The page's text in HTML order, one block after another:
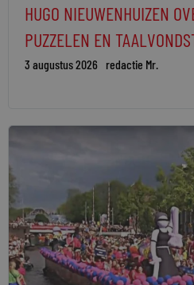
HUGO NIEUWENHUIZEN
PUZZELEN EN
3 augustus 2026 redactie Mr.